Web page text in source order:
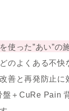
使った”あい”の
のよくある不
善と再発防止に
＋CuRe Pain